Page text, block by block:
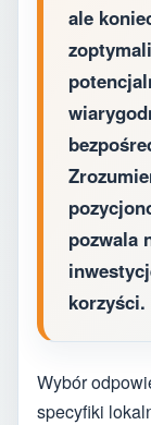
ale
pozwala
korzyści.
Wybór
specyfiki